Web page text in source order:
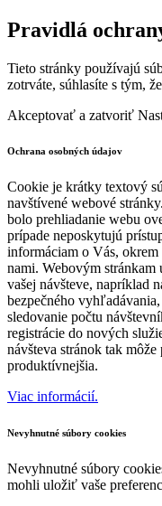
Pravidlá
Tieto stránky používajú
zotrváte, súhlasíte s tým,
Akceptovať a zatvoriť
Ochrana osobných údajov
Cookie je krátky textový
navštívené webové
bolo prehliadanie webu
prípade neposkytujú
informáciam o Vás,
nami. Webovým stránkam
vašej návšteve, napríklad
bezpečného
sledovanie počtu
registrácie do nových
návšteva stránok tak
produktívnejšia.
Viac informácií.
Nevyhnutné súbory cookies
Nevyhnutné súbory
mohli uložiť vaše